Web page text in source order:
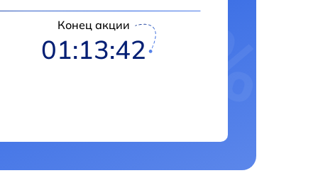
Конец акции
01:13:41